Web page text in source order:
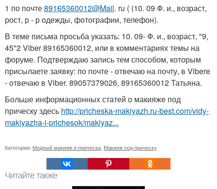
1 по почте89165360012@Mail. ru ( (10. 09 Ф. и., возраст,
рост, р - р одежды, фотографии, телефон).
В теме письма просьба указать: 10. 09- Ф. и., возраст, "9,
45"2 Viber 89165360012, или в комментариях темы на
форуме. Подтверждаю запись тем способом, которым
присылаете заявку: по почте - отвечаю на почту, в Vibere
- отвечаю в Viber. 89057379026, 89165360012 Татьяна.
Больше информационных статей о макияже под
прическу здесь http://pricheska-makiyazh.ru-best.com/vidy-
makiyazha-i-prichesok/makiyaz...
Категории: Модный макияж и прическа Макияж под прическу
Читайте также